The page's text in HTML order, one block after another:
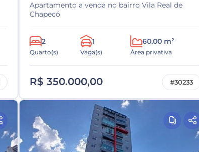
Apartamento a venda no bairro Vila Real de
Chapecó
2
Quarto(s)
1
Vaga(s)
60.00 m²
Área privativa
R$ 350.000,00 #30233